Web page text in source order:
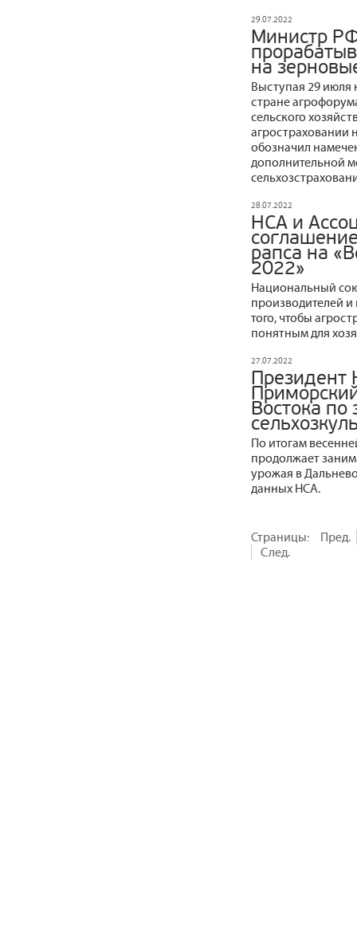
29.07.2022
Министр
на
Выступая 29 июля
стране
сельского
агростраховании
обозначил
дополнительной
28.07.2022
НСА и
рапса на
2022»
Национальный
производителей
того, чтобы
понятным для
27.07.2022
Востока
По итогам
продолжает
урожая в
данных НСА.
Страницы:
Пред.
След.